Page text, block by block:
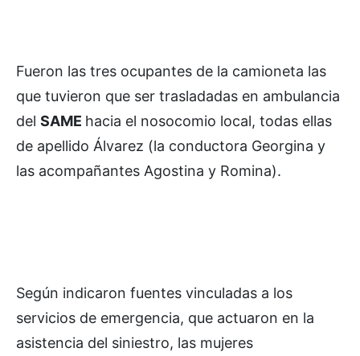
Fueron las tres ocupantes de la camioneta las
que tuvieron que ser trasladadas en ambulancia
del SAME hacia el nosocomio local, todas ellas
de apellido Álvarez (la conductora Georgina y
las acompañantes Agostina y Romina).
Según indicaron fuentes vinculadas a los
servicios de emergencia, que actuaron en la
asistencia del siniestro, las mujeres